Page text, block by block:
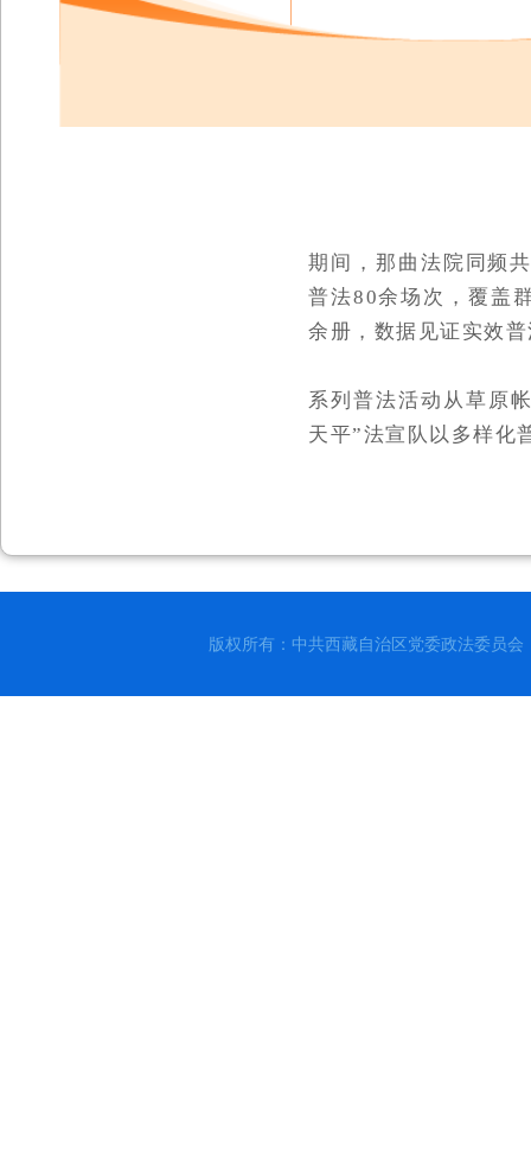
期间，那曲法院同频
普法80余场次，覆盖
余册， 数据见证实效
系列普法活动 从草原
天平”法宣队以多样化
版权所有：中共西藏自治区党委政法委员